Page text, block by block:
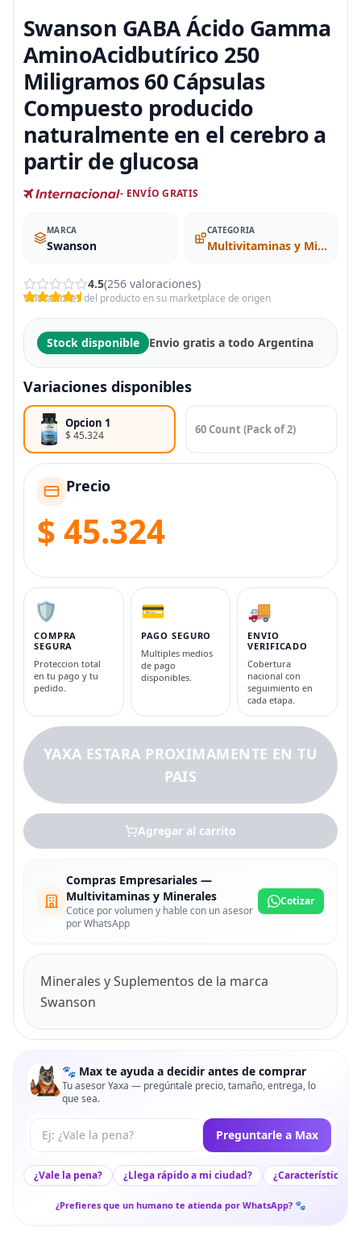
Swanson GABA Ácido Gamma
AminoAcidbutírico 250
Miligramos 60 Cápsulas
Compuesto producido
naturalmente en el cerebro a
partir de glucosa
- ENVÍO GRATIS
MARCA
Swanson
CATEGORIA
Multivitaminas y Minerales
4.5(256 valoraciones)
Valoraciones del producto en su marketplace de origen
Stock disponible Envio gratis a todo Argentina
Variaciones disponibles
Opcion 1
$ 45.324 60 Count (Pack of 2)
Precio
$ 45.324
🛡️
COMPRA
SEGURA
Proteccion total
en tu pago y tu
pedido.
💳
PAGO SEGURO
Multiples medios
de pago
disponibles.
🚚
ENVIO
VERIFICADO
Cobertura
nacional con
seguimiento en
cada etapa.
YAXA ESTARA PROXIMAMENTE EN TU
PAIS
Agregar al carrito
Compras Empresariales —
Multivitaminas y Minerales
Cotice por volumen y hable con un asesor
por WhatsApp
Cotizar
Minerales y Suplementos de la marca
Swanson
🐾 Max te ayuda a decidir antes de comprar
Tu asesor Yaxa — pregúntale precio, tamaño, entrega, lo
que sea.
Tu pregunta a Max Preguntarle a Max
¿Vale la pena? ¿Llega rápido a mi ciudad? ¿Características
¿Prefieres que un humano te atienda por WhatsApp? 🐾